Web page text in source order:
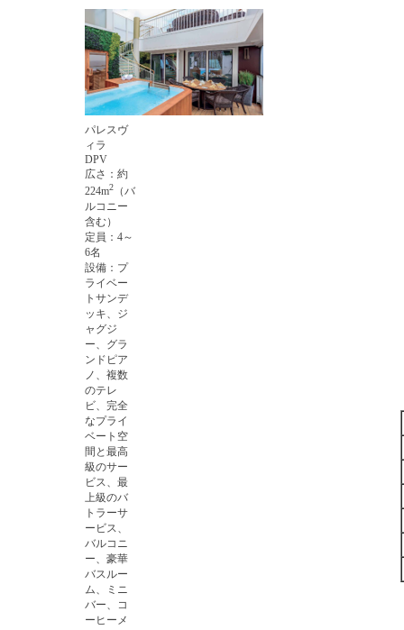
パレスヴ
ィラ
DPV
広さ：約
224m2
（バ
ルコニー
含む）
定員：4～
6名
設備：プ
ライベー
トサンデ
ッキ、ジ
ャグジ
ー、グラ
ンドピア
ノ、複数
のテレ
ビ、完全
なプライ
ベート空
間と最高
級のサー
ビス、最
上級のバ
トラーサ
ービス、
バルコニ
ー、豪華
バスルー
ム、ミニ
バー、コ
ーヒーメ